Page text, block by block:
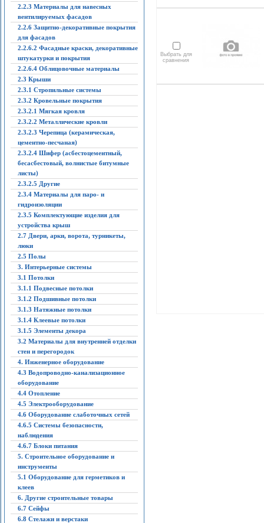
2.2.3 Материалы для навесных
вентилируемых фасадов
2.2.6 Защитно-декоративные покрытия
для фасадов
2.2.6.2 Фасадные краски, декоративные
штукатурки и покрытия
2.2.6.4 Облицовочные материалы
2.3 Крыши
2.3.1 Стропильные системы
2.3.2 Кровельные покрытия
2.3.2.1 Мягкая кровля
2.3.2.2 Металлические кровли
2.3.2.3 Черепица (керамическая,
цементно-песчаная)
2.3.2.4 Шифер (асбестоцементный,
бесасбестовый, волнистые битумные
листы)
2.3.2.5 Другие
2.3.4 Материалы для паро- и
гидроизоляции
2.3.5 Комплектующие изделия для
устройства крыш
2.7 Двери, арки, ворота, турникеты,
люки
2.5 Полы
3. Интерьерные системы
3.1 Потолки
3.1.1 Подвесные потолки
3.1.2 Подшивные потолки
3.1.3 Натяжные потолки
3.1.4 Клеевые потолки
3.1.5 Элементы декора
3.2 Материалы для внутренней отделки
стен и перегородок
4. Инженерное оборудование
4.3 Водопроводно-канализационное
оборудование
4.4 Отопление
4.5 Электрооборудование
4.6 Оборудование слаботочных сетей
4.6.5 Системы безопасности,
наблюдения
4.6.7 Блоки питания
5. Строительное оборудование и
инструменты
5.1 Оборудование для герметиков и
клеев
6. Другие строительные товары
6.7 Сейфы
6.8 Стелажи и верстаки
Выбрать для
сравнения